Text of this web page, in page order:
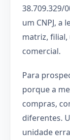
38.709.329/
um CNPJ, a
matriz, filial,
comercial.
Para
porque a
compras,
diferentes.
unidade